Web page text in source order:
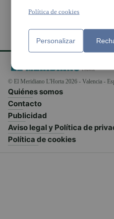
© El Meridiano L'Horta 2026 - Valencia -
Quiénes somos
Contacto
Publicidad
Aviso legal y Política de
Política de cookies
Política de cookies
Personalizar